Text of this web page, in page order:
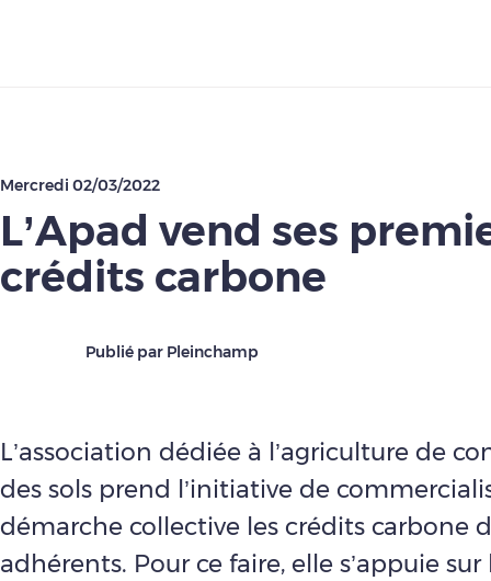
Mercredi 02/03/2022
L’Apad vend ses
crédits carbone
Publié par Pleinchamp
L’association dédiée à l’agriculture de
des sols prend l’initiative de
démarche collective les crédits carbone
adhérents. Pour ce faire, elle s’appuie sur